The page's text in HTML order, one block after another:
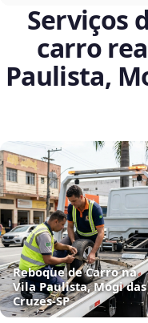
Serviços
carro
Paulista,
Reboque de Carro na
Vila Paulista, Mogi das
Cruzes‑SP